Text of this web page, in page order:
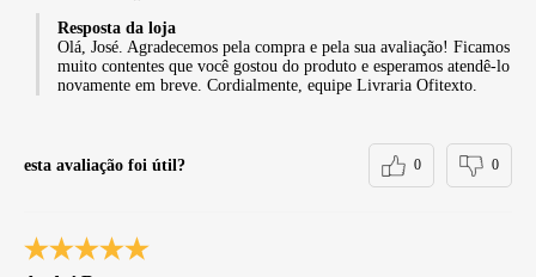
Resposta da loja
Olá, José. Agradecemos pela compra e pela sua avaliação! Ficamos
muito contentes que você gostou do produto e esperamos atendê-lo
novamente em breve. Cordialmente, equipe Livraria Ofitexto.
esta avaliação foi útil? 0 0